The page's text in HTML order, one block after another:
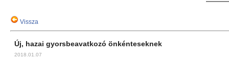
Vissza
Új, hazai gyorsbeavatkozó önkénteseknek
2018.01.07